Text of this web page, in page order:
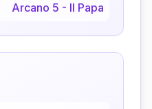
Arcano 5 - Il Papa